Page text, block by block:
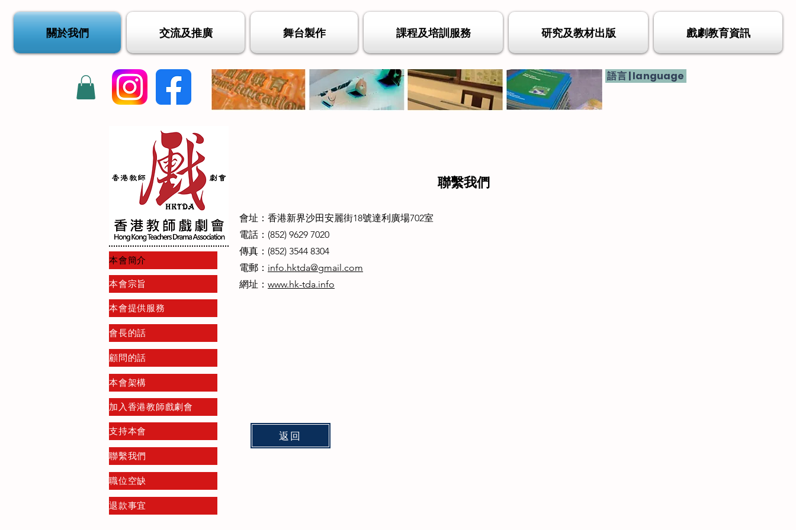
關於我們 交流及推廣 舞台製作 課程及培訓服務 研究及教材出版 戲劇教育資訊
語言 | language
本會簡介
本會宗旨
本會提供服務
聯繫我們
會址： 香港新界沙田安麗街18號達利廣場702室
電話：(852) 9629 7020
傳真：(852) 3544 8304
電郵： info.hktda@gmail.com
網址： www.hk-tda.info
會長的話
顧問的話
本會架構
加入香港教師戲劇會
支持本會
聯繫我們
返回
職位空缺
退款事宜